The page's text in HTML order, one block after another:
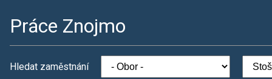
Práce Znojmo
Hledat zaměstnání